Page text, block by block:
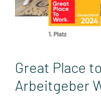
Great Place
Arbeitgeber